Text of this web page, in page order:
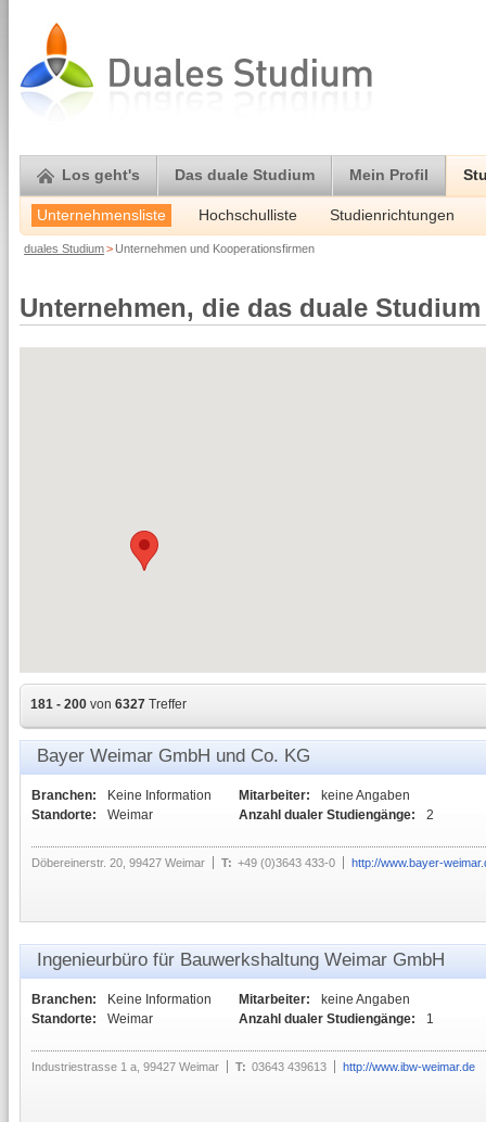
Los geht's Das duale Studium Mein Profil
Unternehmensliste Hochschulliste Studienrichtungen
duales Studium> Unternehmen und Kooperationsfirmen
Unternehmen, die das duale
181 - 200 von 6327 Treffer
Bayer Weimar GmbH und Co. KG
Branchen:
Keine Information
Standorte:
Weimar
Mitarbeiter:
keine Angaben
Anzahl dualer Studiengänge:
2
Döbereinerstr. 20, 99427 Weimar T: +49 (0)3643 433-0 http://www.bayer-
Ingenieurbüro für Bauwerkshaltung Weimar GmbH
Branchen:
Keine Information
Standorte:
Weimar
Mitarbeiter:
keine Angaben
Anzahl dualer Studiengänge:
1
Industriestrasse 1 a, 99427 Weimar T: 03643 439613 http://www.ibw-weimar.de